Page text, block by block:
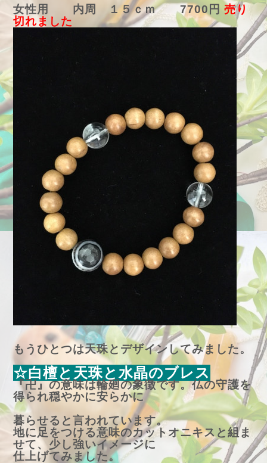
女性用 内周 １５ｃｍ 7700円 売り
切れました
もうひとつは天珠とデザインしてみました。
☆白檀と天珠と水晶のブレス
『卍』の意味は輪廻の象徴です。仏の守護を
得られ穏やかに安らかに
暮らせると言われています。
地に足をつける意味のカットオニキスと組ま
せて、少し強いイメージに
仕上げてみました。